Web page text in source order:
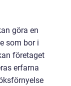
göra en
som bor i
företaget
erfarna